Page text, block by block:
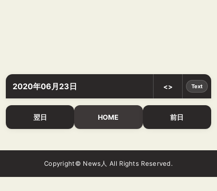
2020年06月23日 <> Text
翌日 HOME 前日
Copyright© News人 All Rights Reserved.